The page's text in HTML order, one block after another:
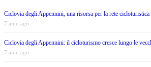
Ciclovia degli Appennini, una risorsa per la rete cicloturistica
7 anni ago
Ciclovia degli Appennini: il cicloturismo cresce lungo le
7 anni ago